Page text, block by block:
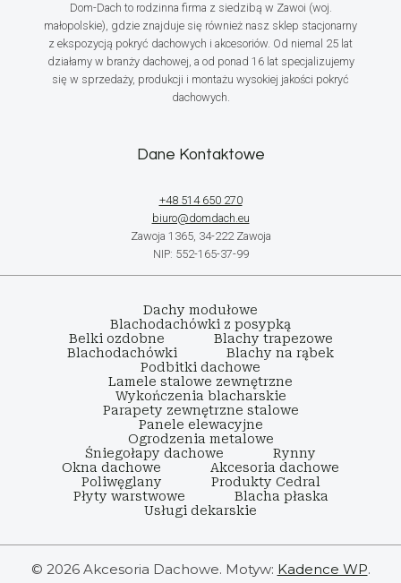
Dom-Dach to rodzinna firma z siedzibą w Zawoi (woj.
małopolskie), gdzie znajduje się również nasz sklep stacjonarny
z ekspozycją pokryć dachowych i akcesoriów. Od niemal 25 lat
działamy w branży dachowej, a od ponad 16 lat specjalizujemy
się w sprzedaży, produkcji i montażu wysokiej jakości pokryć
dachowych.
Dane Kontaktowe
+48 514 650 270
biuro@domdach.eu
Zawoja 1365, 34-222 Zawoja
NIP: 552-165-37-99
Dachy modułowe
Blachodachówki z posypką
Belki ozdobne
Blachy trapezowe
Blachodachówki
Blachy na rąbek
Podbitki dachowe
Lamele stalowe zewnętrzne
Wykończenia blacharskie
Parapety zewnętrzne stalowe
Panele elewacyjne
Ogrodzenia metalowe
Śniegołapy dachowe
Rynny
Okna dachowe
Akcesoria dachowe
Poliwęglany
Produkty Cedral
Płyty warstwowe
Blacha płaska
Usługi dekarskie
© 2026 Akcesoria Dachowe. Motyw: Kadence WP.